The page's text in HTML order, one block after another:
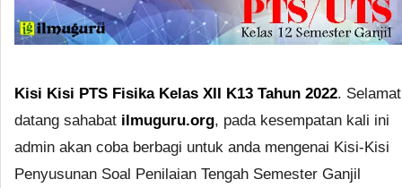
Kisi Kisi PTS Fisika Kelas XII K13 Tahun 2022. Selamat
datang sahabat ilmuguru.org, pada kesempatan kali ini
admin akan coba berbagi untuk anda mengenai Kisi-Kisi
Penyusunan Soal Penilaian Tengah Semester Ganjil